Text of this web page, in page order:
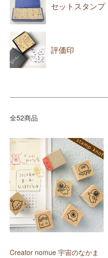
セットスタンプ
評価印
全52商品
Creator nomue 宇宙のなかま